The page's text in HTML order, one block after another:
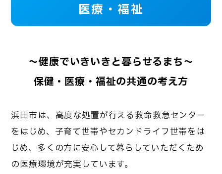
医療・福祉
〜健康でいきいきと暮らせるまち～
保健・医療・福祉の共通の考え方
浜田市は、高度な処置が行える救命救急センター
をはじめ、子育て世帯やセカンドライフ世帯をは
じめ、多くの方に安心して暮らしていただくため
の医療環境が充実しています。